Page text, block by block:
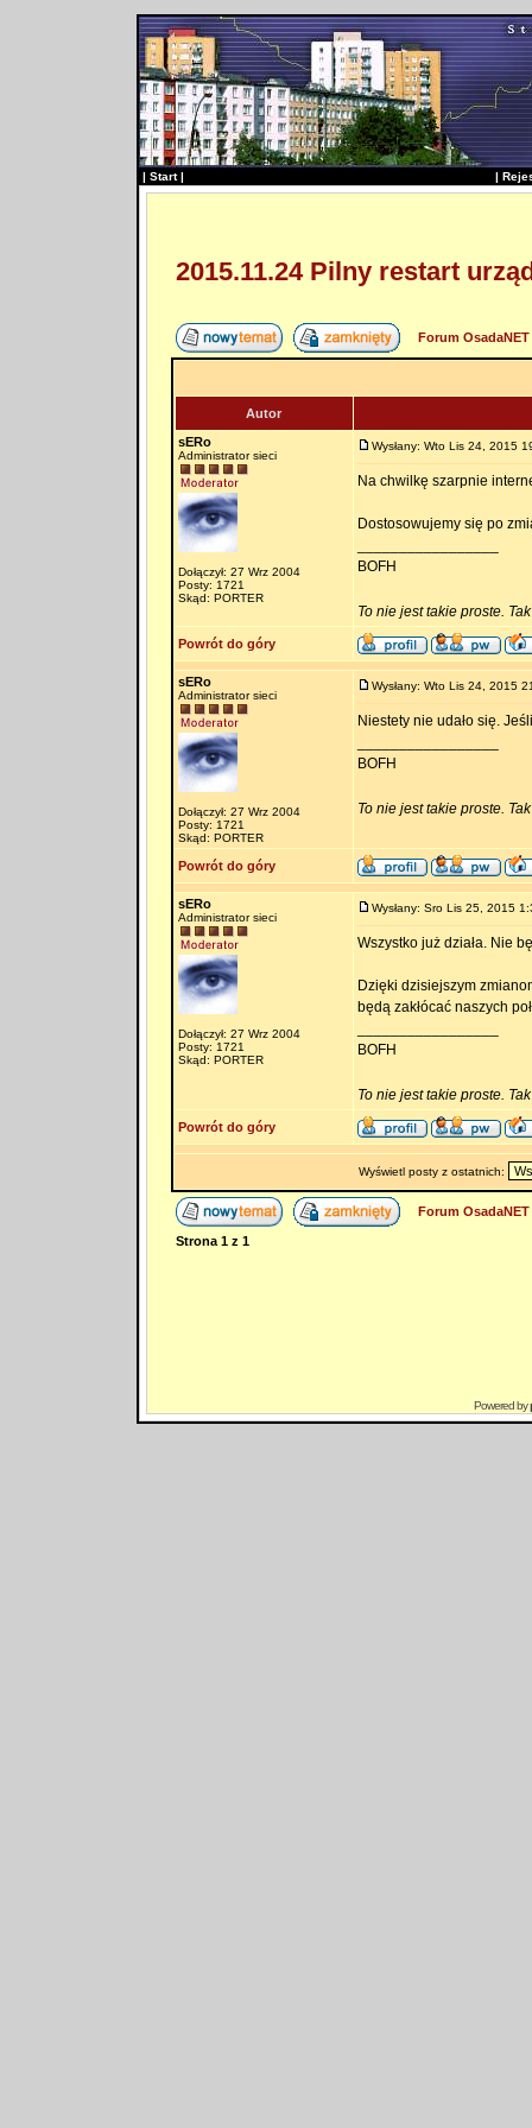
| Start| |
2015.11.24 Pilny restart
Forum
Autor
sERo
Administrator sieci
Dołączył: 27 Wrz 2004
Posty: 1721
Skąd: PORTER
Wysłany: Wto Lis 24, 2015
Na chwilkę szarpnie
Dostosowujemy się po
BOFH
To nie jest takie proste.
Powrót do góry
sERo
Administrator sieci
Dołączył: 27 Wrz 2004
Posty: 1721
Skąd: PORTER
Wysłany: Wto Lis 24, 2015
Niestety nie udało się.
BOFH
To nie jest takie proste.
Powrót do góry
sERo
Administrator sieci
Dołączył: 27 Wrz 2004
Posty: 1721
Skąd: PORTER
Wysłany: Sro Lis 25, 2015
Wszystko już działa. Nie
Dzięki dzisiejszym
będą zakłócać naszych
BOFH
To nie jest takie proste.
Powrót do góry
Wyświetl posty z ostatnich:
Forum
Strona 1z 1
Powered by